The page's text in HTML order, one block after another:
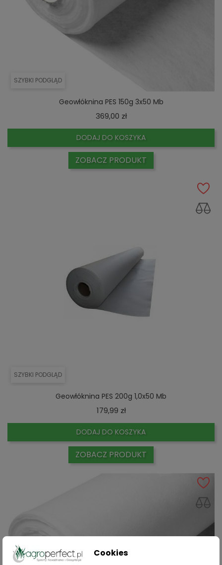
SZYBKI PODGLĄD
Geowłóknina PES 150g 3x50 Mb
369,00 złCena
DODAJ DO KOSZYKA
ZOBACZ PRODUKT
SZYBKI PODGLĄD
Geowłóknina PES 200g 1,0x50 Mb
179,99 złCena
DODAJ DO KOSZYKA
ZOBACZ PRODUKT
Cookies